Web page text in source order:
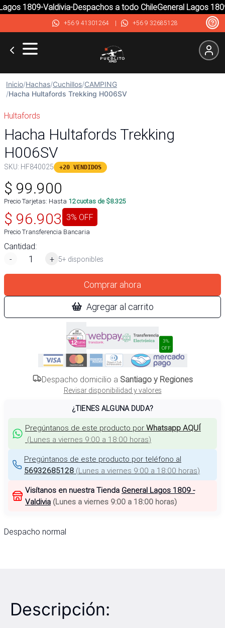
1809-Valdivia-Despachos a todo ChileGeneral Lagos
+56 9 41301264| +56 9 32685128
Inicio/Hachas/Cuchillos/CAMPING
/Hacha Hultafords Trekking H006SV
Hultafords
Hacha Hultafords Trekking
H006SV
SKU: HF840025 +20 VENDIDOS
$ 99.900
Precio Tarjetas: Hasta 12cuotas de $8.325
$ 96.903 3% OFF
Precio Transferencia Bancaria
Cantidad:
-
+ 5+ disponibles
Comprar ahora
Agregar al carrito
3%
OFF
Despacho domicilio a Santiago y Regiones
Revisar disponibilidad y valores
¿TIENES ALGUNA DUDA?
Pregúntanos de este producto por Whatsapp AQUÍ
(Lunes a viernes 9:00 a 18:00 horas)
Pregúntanos de este producto por teléfono al
56932685128 (Lunes a viernes 9:00 a 18:00 horas)
Visítanos en nuestra Tienda General Lagos 1809 -
Valdivia (Lunes a viernes 9:00 a 18:00 horas)
Despacho normal
Descripción: